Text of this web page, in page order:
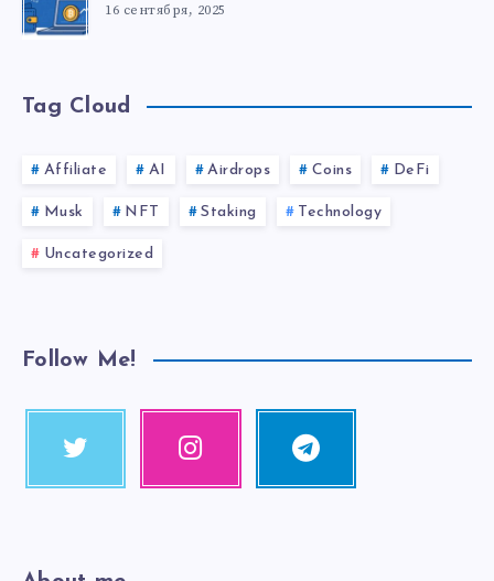
16 сентября, 2025
Tag Cloud
Affiliate AI Airdrops Coins DeFi
Musk NFT Staking Technology
Uncategorized
Follow Me!